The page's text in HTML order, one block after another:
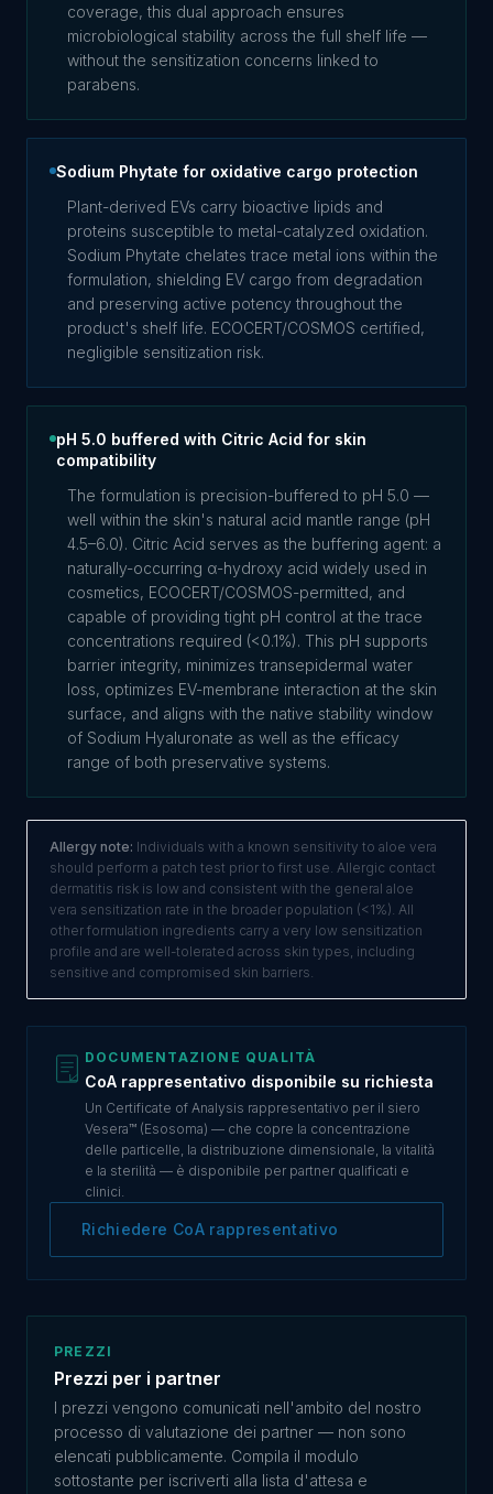
coverage, this dual approach ensures
microbiological stability across the full shelf life —
without the sensitization concerns linked to
parabens.
Sodium Phytate for oxidative cargo protection
Plant-derived EVs carry bioactive lipids and
proteins susceptible to metal-catalyzed oxidation.
Sodium Phytate chelates trace metal ions within the
formulation, shielding EV cargo from degradation
and preserving active potency throughout the
product's shelf life. ECOCERT/COSMOS certified,
negligible sensitization risk.
pH 5.0 buffered with Citric Acid for skin
compatibility
The formulation is precision-buffered to pH 5.0 —
well within the skin's natural acid mantle range (pH
4.5–6.0). Citric Acid serves as the buffering agent: a
naturally-occurring α-hydroxy acid widely used in
cosmetics, ECOCERT/COSMOS-permitted, and
capable of providing tight pH control at the trace
concentrations required (<0.1%). This pH supports
barrier integrity, minimizes transepidermal water
loss, optimizes EV-membrane interaction at the skin
surface, and aligns with the native stability window
of Sodium Hyaluronate as well as the efficacy
range of both preservative systems.
Allergy note: Individuals with a known sensitivity to aloe vera
should perform a patch test prior to first use. Allergic contact
dermatitis risk is low and consistent with the general aloe
vera sensitization rate in the broader population (<1%). All
other formulation ingredients carry a very low sensitization
profile and are well-tolerated across skin types, including
sensitive and compromised skin barriers.
DOCUMENTAZIONE QUALITÀ
CoA rappresentativo disponibile su richiesta
Un Certificate of Analysis rappresentativo per il siero
Vesera™ (Esosoma) — che copre la concentrazione
delle particelle, la distribuzione dimensionale, la vitalità
e la sterilità — è disponibile per partner qualificati e
clinici.
Richiedere CoA rappresentativo
PREZZI
Prezzi per i partner
I prezzi vengono comunicati nell'ambito del nostro
processo di valutazione dei partner — non sono
elencati pubblicamente. Compila il modulo
sottostante per iscriverti alla lista d'attesa e